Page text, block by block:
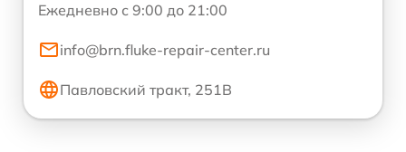
Ежедневно с 9:00 до 21:00
info@brn.fluke-repair-center.ru
Павловский тракт, 251В